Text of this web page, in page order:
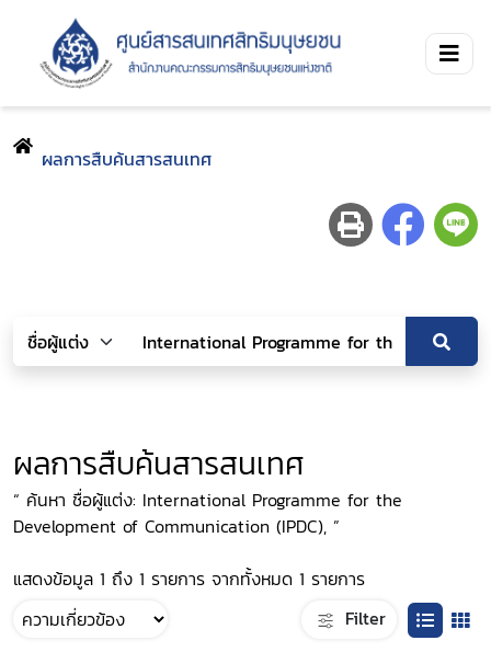
ผลการสืบค้นสารสนเทศ
ผลการสืบค้นสารสนเทศ
“ ค้นหา ชื่อผู้แต่ง: International Programme for the
Development of Communication (IPDC), ”
แสดงข้อมูล 1 ถึง 1 รายการ จากทั้งหมด 1 รายการ
Filter